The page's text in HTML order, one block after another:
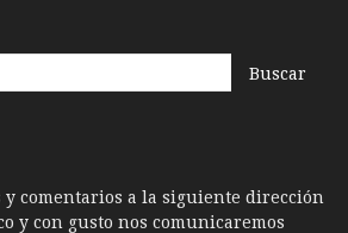
y comentarios a la siguiente dirección
y con gusto nos comunicaremos